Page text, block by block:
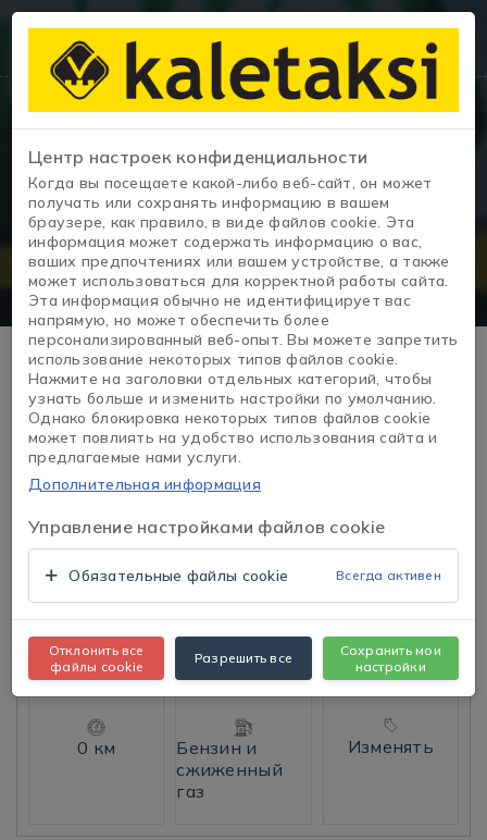
Сведения об автомобиле
Домашняя страница / EASY
EASY 1.250.000 ₺
0 км
Бензин и
сжиженный
газ
Изменять
Центр настроек конфиденциальности
Когда вы посещаете какой-либо веб-сайт, он может
получать или сохранять информацию в вашем
браузере, как правило, в виде файлов cookie. Эта
информация может содержать информацию о вас,
ваших предпочтениях или вашем устройстве, а также
может использоваться для корректной работы сайта.
Эта информация обычно не идентифицирует вас
напрямую, но может обеспечить более
персонализированный веб-опыт. Вы можете запретить
использование некоторых типов файлов cookie.
Нажмите на заголовки отдельных категорий, чтобы
узнать больше и изменить настройки по умолчанию.
Однако блокировка некоторых типов файлов cookie
может повлиять на удобство использования сайта и
предлагаемые нами услуги.
Дополнительная информация
Управление настройками файлов cookie
Обязательные файлы cookie Всегда активен
Отклонить все
файлы cookie
Разрешить все
Сохранить мои
настройки